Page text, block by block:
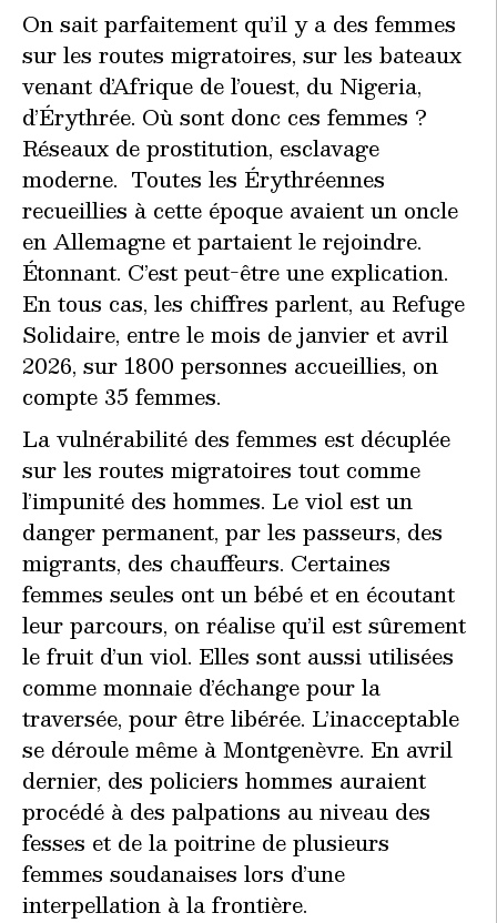
On sait parfaitement qu’il y a des femmes
sur les routes migratoires, sur les bateaux
venant d’Afrique de l’ouest, du Nigeria,
d’Érythrée. Où sont donc ces femmes ?
Réseaux de prostitution, esclavage
moderne. Toutes les Érythréennes
recueillies à cette époque avaient un oncle
en Allemagne et partaient le rejoindre.
Étonnant. C’est peut-être une explication.
En tous cas, les chiffres parlent, au Refuge
Solidaire, entre le mois de janvier et avril
2026, sur 1800 personnes accueillies, on
compte 35 femmes.
La vulnérabilité des femmes est décuplée
sur les routes migratoires tout comme
l’impunité des hommes. Le viol est un
danger permanent, par les passeurs, des
migrants, des chauffeurs. Certaines
femmes seules ont un bébé et en écoutant
leur parcours, on réalise qu’il est sûrement
le fruit d’un viol. Elles sont aussi utilisées
comme monnaie d’échange pour la
traversée, pour être libérée. L’inacceptable
se déroule même à Montgenèvre. En avril
dernier, des policiers hommes auraient
procédé à des palpations au niveau des
fesses et de la poitrine de plusieurs
femmes soudanaises lors d’une
interpellation à la frontière.